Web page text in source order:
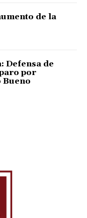
de la
Defensa de
por
Bueno